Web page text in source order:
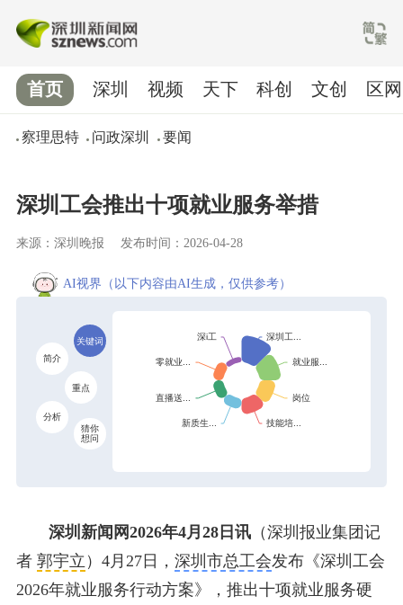
首页
察理思特 问政深圳 要闻
深圳 视频 天下 科创 文创 区网
深圳工会推出十项就业服务举措
来源：深圳晚报 发布时间：2026-04-28
AI视界 （以下内容由AI生成，仅供参考）
关键词
简介
重点
分析
猜你
想问
深圳新闻网2026年4月28日讯（深圳报业集团记
者 郭宇立 ）4月27日， 深圳市总工会发布《深圳工会
2026年就业服务行动方案》，推出十项就业服务硬